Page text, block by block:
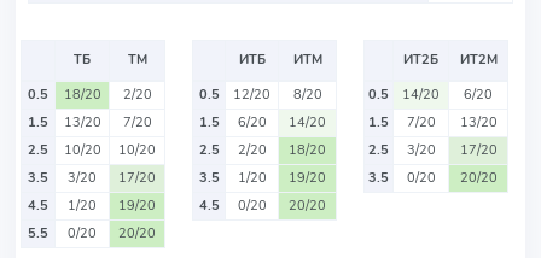
ТБ
ТМ
0.5
18/20
2/20
1.5
13/20
7/20
2.5
10/20
10/20
3.5
3/20
17/20
4.5
1/20
19/20
5.5
0/20 20/20
ИТБ
ИТМ
0.5
12/20
8/20
1.5
6/20
14/20
2.5
2/20
18/20
3.5
1/20
19/20
4.5
0/20 20/20
ИТ2Б
ИТ2М
0.5
14/20
6/20
1.5
7/20
13/20
2.5
3/20
17/20
3.5
0/20 20/20